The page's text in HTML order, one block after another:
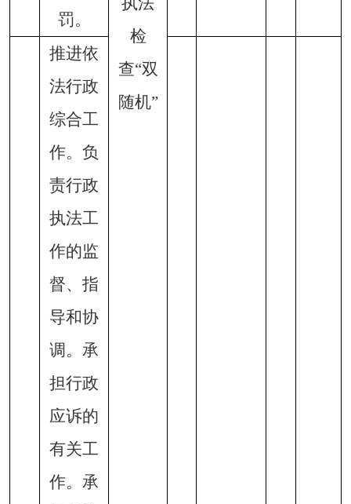
检
查“双
随机”
罚。
推进依
法行政
综合工
作。负
责行政
执法工
作的监
督、指
导和协
调。承
担行政
应诉的
有关工
作。承